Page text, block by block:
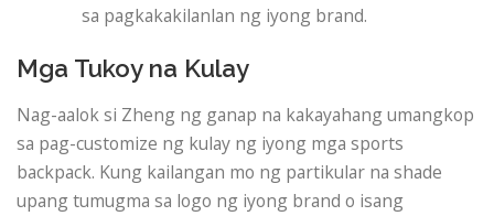
sa pagkakakilanlan ng iyong brand.
Mga Tukoy na Kulay
Nag-aalok si Zheng ng ganap na kakayahang umangkop
sa pag-customize ng kulay ng iyong mga sports
backpack. Kung kailangan mo ng partikular na shade
upang tumugma sa logo ng iyong brand o isang